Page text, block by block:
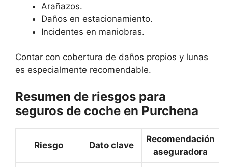
Arañazos.
Daños en estacionamiento.
Incidentes en maniobras.
Contar con cobertura de daños propios y lunas
es especialmente recomendable.
Resumen de riesgos para
seguros de coche en Purchena
Riesgo Dato clave
Recomendación
aseguradora